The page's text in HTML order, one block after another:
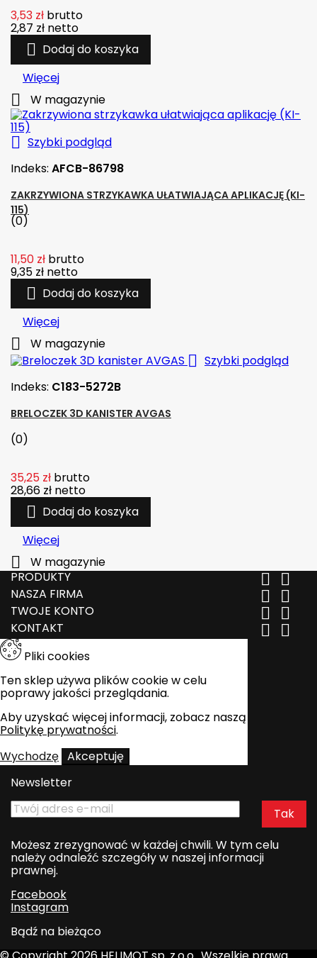
3,53 zł brutto
2,87 zł netto
 Dodaj do koszyka
Więcej
 W magazynie
 Szybki podgląd
Indeks: AFCB-86798
ZAKRZYWIONA STRZYKAWKA UŁATWIAJĄCA APLIKACJĘ (KI-
115)
(0)
11,50 zł brutto
9,35 zł netto
 Dodaj do koszyka
Więcej
 W magazynie
 Szybki podgląd
Indeks: C183-5272B
BRELOCZEK 3D KANISTER AVGAS
(0)
35,25 zł brutto
28,66 zł netto
 Dodaj do koszyka
Więcej

W magazynie
PRODUKTY
 
NASZA FIRMA  
TWOJE KONTO  
KONTAKT  
Pliki cookies
Ten sklep używa plików cookie w celu
poprawy jakości przeglądania.
Aby uzyskać więcej informacji, zobacz naszą
Politykę prywatności.
Wychodzę Akceptuję
Newsletter
Możesz zrezygnować w każdej chwili. W tym celu
należy odnaleźć szczegóły w naszej informacji
prawnej.
Facebook
Instagram
Bądź na bieżąco